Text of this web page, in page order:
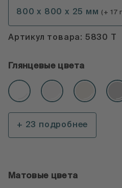
800 x 800 x 25 мм (+ 17
Артикул товара: 5830 T
Глянцевые цвета
+ 23 подробнее
Матовые цвета